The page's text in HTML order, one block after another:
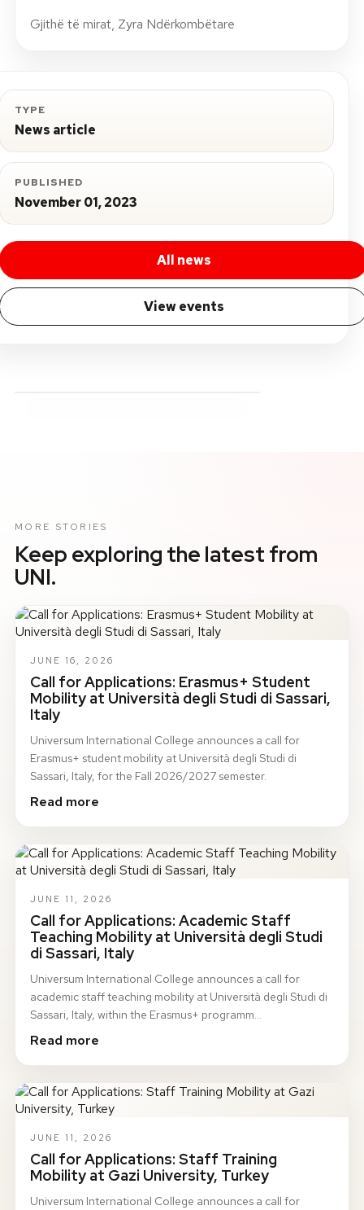
Gjithë të mirat, Zyra Ndërkombëtare
TYPE
News article
PUBLISHED
November 01, 2023
All news
View events
MORE STORIES
Keep exploring the latest from
UNI.
JUNE 16, 2026
Call for Applications: Erasmus+ Student
Mobility at Università degli Studi di Sassari,
Italy
Universum International College announces a call for
Erasmus+ student mobility at Università degli Studi di
Sassari, Italy, for the Fall 2026/2027 semester.
Read more
JUNE 11, 2026
Call for Applications: Academic Staff
Teaching Mobility at Università degli Studi
di Sassari, Italy
Universum International College announces a call for
academic staff teaching mobility at Università degli Studi di
Sassari, Italy, within the Erasmus+ programm…
Read more
JUNE 11, 2026
Call for Applications: Staff Training
Mobility at Gazi University, Turkey
Universum International College announces a call for